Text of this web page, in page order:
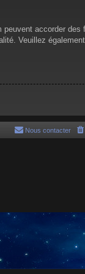
accorder
Veuillez
Nous contacter